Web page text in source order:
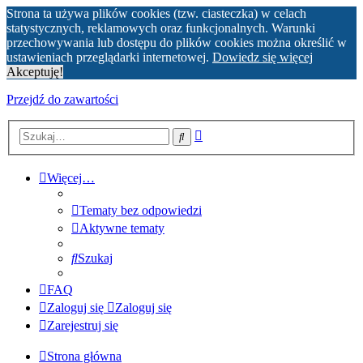
Strona ta używa plików cookies (tzw. ciasteczka) w celach
statystycznych, reklamowych oraz funkcjonalnych. Warunki
przechowywania lub dostępu do plików cookies można określić w
ustawieniach przeglądarki internetowej. Dowiedz się więcej
Akceptuję!
Przejdź do zawartości
Szukaj
Więcej…
Tematy bez odpowiedzi
Aktywne tematy
Szukaj
FAQ
Zaloguj się
Zaloguj się
Zarejestruj się
Strona główna